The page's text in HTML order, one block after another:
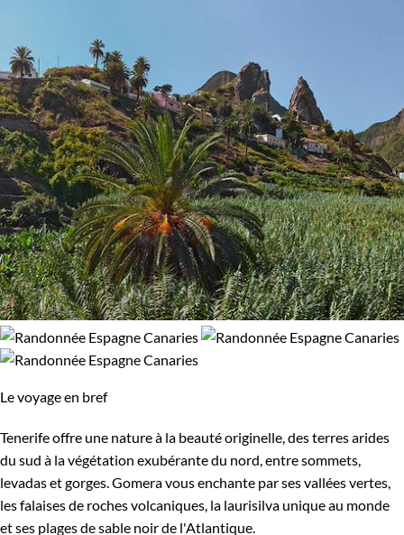
Le voyage en bref
Tenerife offre une nature à la beauté originelle, des terres arides
du sud à la végétation exubérante du nord, entre sommets,
levadas et gorges. Gomera vous enchante par ses vallées vertes,
les falaises de roches volcaniques, la laurisilva unique au monde
et ses plages de sable noir de l'Atlantique.